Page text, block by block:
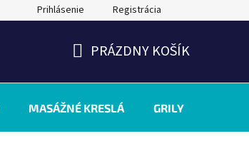
Prihlásenie Registrácia
KOŠÍK
PRÁZDNY KOŠÍK
MASÁŽNÉ KRESLÁ GRILY